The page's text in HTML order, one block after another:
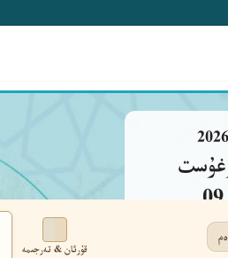
2026
09
قۇرئان & تەرجىمە